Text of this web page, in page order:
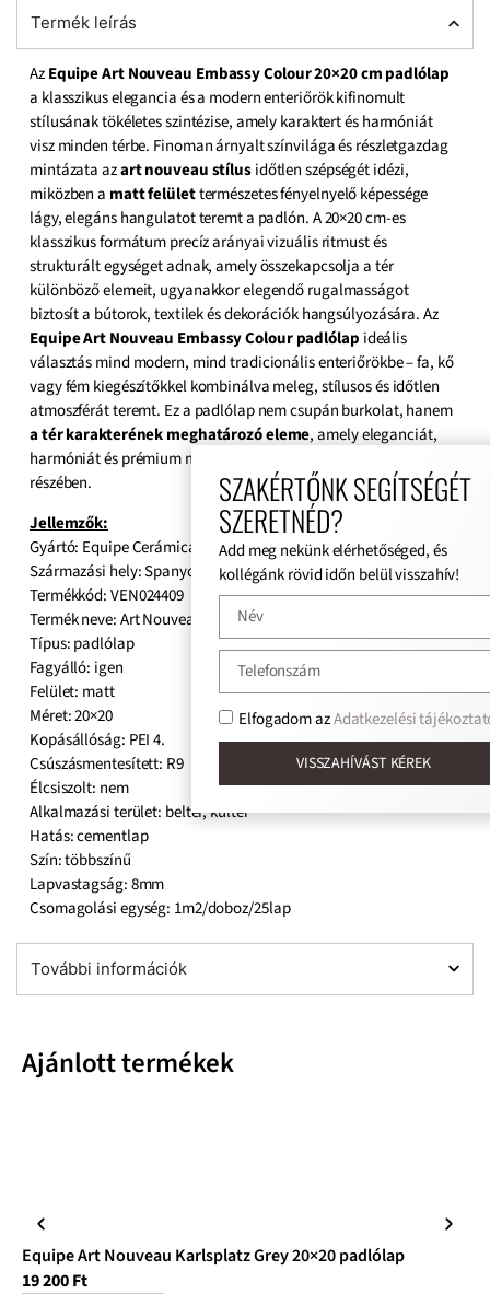
Termék leírás
AzEquipe Art Nouveau Embassy Colour 20×20 cm padlólap
a klasszikus elegancia és a modern enteriőrök kifinomult
stílusának tökéletes szintézise, amely karaktert és harmóniát
visz minden térbe. Finoman árnyalt színvilága és részletgazdag
mintázata azart nouveau stílusidőtlen szépségét idézi,
miközben a matt felülettermészetes fényelnyelő képessége
lágy, elegáns hangulatot teremt a padlón. A 20×20 cm-es
klasszikus formátum precíz arányai vizuális ritmust és
strukturált egységet adnak, amely összekapcsolja a tér
különböző elemeit, ugyanakkor elegendő rugalmasságot
biztosít a bútorok, textilek és dekorációk hangsúlyozására. Az
Equipe Art Nouveau Embassy Colour padlólap ideális
választás mind modern, mind tradicionális enteriőrökbe – fa, kő
vagy fém kiegészítőkkel kombinálva meleg, stílusos és időtlen
atmoszférát teremt. Ez a padlólap nem csupán burkolat, hanem
a tér karakterének meghatározó eleme, amely eleganciát,
harmóniát és prémium minőséget biztosít az otthon minden
részében.
Jellemzők:
Gyártó: Equipe Cerámicas
Származási hely: Spanyol
Termékkód: VEN024409
Termék neve: Art Nouveau Embassy Colour
Típus: padlólap
Fagyálló: igen
Felület: matt
Méret: 20×20
Kopásállóság: PEI 4.
Csúszásmentesített: R9
Élcsiszolt: nem
Alkalmazási terület: beltér, kültér
Hatás: cementlap
Szín: többszínű
Lapvastagság: 8mm
Csomagolási egység: 1m2/doboz/25lap
További információk
Ajánlott termékek
Equipe Art Nouveau Karlsplatz Grey 20×20 padlólap
19 200Ft
SZAKÉRTŐNK SEGÍTSÉGÉT
SZERETNÉD?
Add meg nekünk elérhetőséged, és
kollégánk rövid időn belül visszahív!
Elfogadom azAdatkezelési
VISSZAHÍVÁST KÉREK